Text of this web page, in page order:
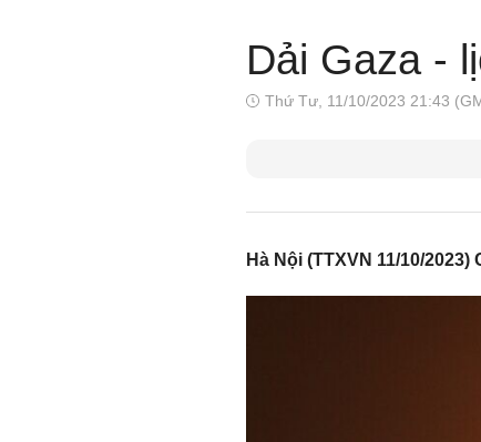
Dải Gaza -
Thứ Tư, 11/10/2023 21:43
Hà Nội (TTXVN 11/10/